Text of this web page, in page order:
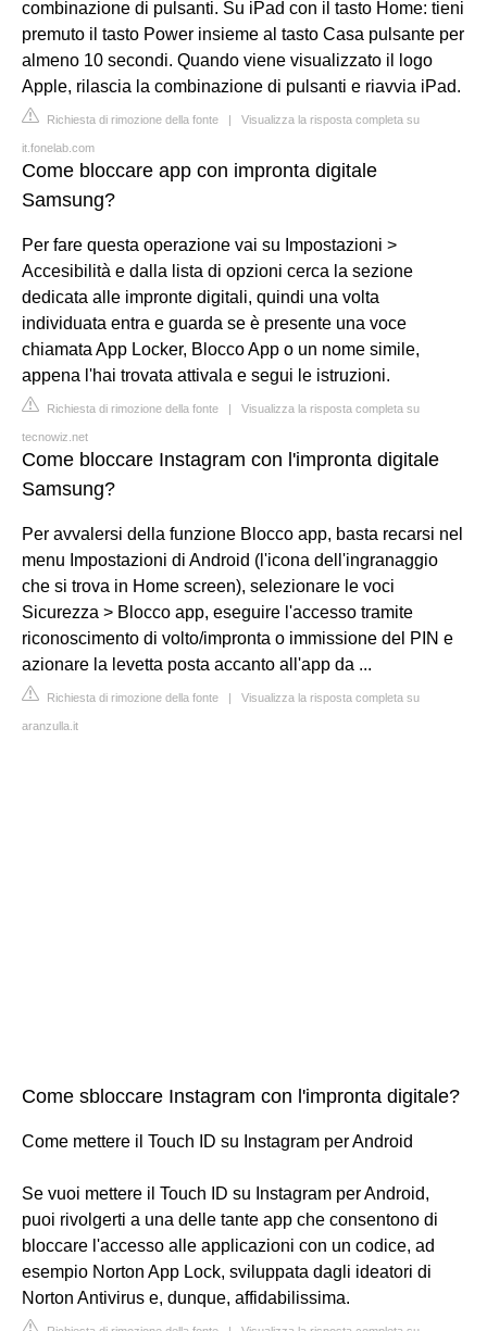
combinazione di pulsanti. Su iPad con il tasto Home: tieni
premuto il tasto Power insieme al tasto Casa pulsante per
almeno 10 secondi. Quando viene visualizzato il logo
Apple, rilascia la combinazione di pulsanti e riavvia iPad.
Richiesta di rimozione della fonte | Visualizza la risposta completa su
it.fonelab.com
Come bloccare app con impronta digitale
Samsung?
Per fare questa operazione vai su Impostazioni >
Accesibilità e dalla lista di opzioni cerca la sezione
dedicata alle impronte digitali, quindi una volta
individuata entra e guarda se è presente una voce
chiamata App Locker, Blocco App o un nome simile,
appena l'hai trovata attivala e segui le istruzioni.
Richiesta di rimozione della fonte | Visualizza la risposta completa su
tecnowiz.net
Come bloccare Instagram con l'impronta digitale
Samsung?
Per avvalersi della funzione Blocco app, basta recarsi nel
menu Impostazioni di Android (l'icona dell'ingranaggio
che si trova in Home screen), selezionare le voci
Sicurezza > Blocco app, eseguire l'accesso tramite
riconoscimento di volto/impronta o immissione del PIN e
azionare la levetta posta accanto all'app da ...
Richiesta di rimozione della fonte | Visualizza la risposta completa su
aranzulla.it
Come sbloccare Instagram con l'impronta digitale?
Come mettere il Touch ID su Instagram per Android
Se vuoi mettere il Touch ID su Instagram per Android,
puoi rivolgerti a una delle tante app che consentono di
bloccare l'accesso alle applicazioni con un codice, ad
esempio Norton App Lock, sviluppata dagli ideatori di
Norton Antivirus e, dunque, affidabilissima.